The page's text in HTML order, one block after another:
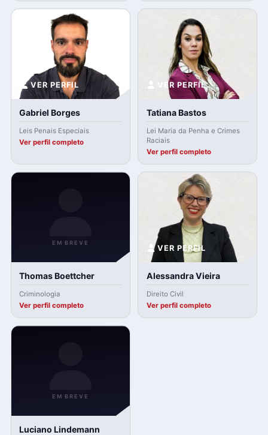
VER PERFIL
Gabriel Borges
Leis Penais Especiais
Ver perfil completo
VER PERFIL
Tatiana Bastos
Lei Maria da Penha e Crimes
Raciais
Ver perfil completo
EM BREVE
Thomas Boettcher
Criminologia
Ver perfil completo
VER PERFIL
Alessandra Vieira
Direito Civil
Ver perfil completo
EM BREVE
Luciano Lindemann